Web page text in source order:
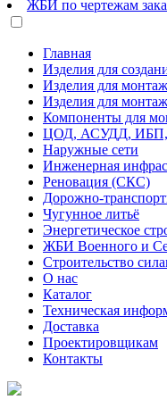
ЖБИ по чертежам
Главная
Изделия для
Изделия для
Изделия для
Компоненты для
ЦОД, АСУДД,
Наружные сети
Инженерная
Реновация (СКС)
Дорожно-
Чугунное литьё
Энергетическое
ЖБИ Военного и
Строительство
О нас
Каталог
Техническая
Доставка
Проектировщикам
Контакты